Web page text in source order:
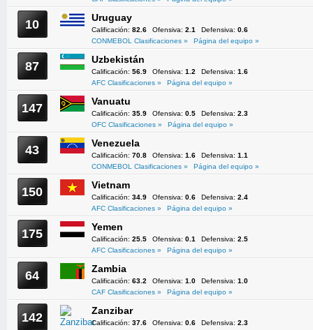
10 Uruguay
Calificación: 82.6 Ofensiva: 2.1 Defensiva: 0.6
CONMEBOL Clasificaciones »
Página del equipo »
87 Uzbekistán
Calificación: 56.9 Ofensiva: 1.2 Defensiva: 1.6
AFC Clasificaciones »
Página del equipo »
147 Vanuatu
Calificación: 35.9 Ofensiva: 0.5 Defensiva: 2.3
OFC Clasificaciones »
Página del equipo »
43 Venezuela
Calificación: 70.8 Ofensiva: 1.6 Defensiva: 1.1
CONMEBOL Clasificaciones »
Página del equipo »
150 Vietnam
Calificación: 34.9 Ofensiva: 0.6 Defensiva: 2.4
AFC Clasificaciones »
Página del equipo »
175 Yemen
Calificación: 25.5 Ofensiva: 0.1 Defensiva: 2.5
AFC Clasificaciones »
Página del equipo »
64 Zambia
Calificación: 63.2 Ofensiva: 1.0 Defensiva: 1.0
CAF Clasificaciones »
Página del equipo »
142 Zanzibar
Calificación: 37.6 Ofensiva: 0.6 Defensiva: 2.3